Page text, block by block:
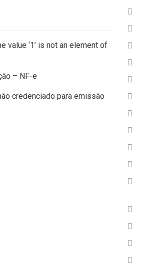
value ‘1’ is not an element of
– NF-e
credenciado para emissão